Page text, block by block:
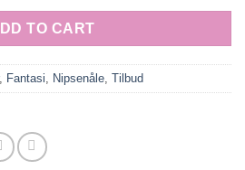
TO CART
, Fantasi, Nipsenåle, Tilbud